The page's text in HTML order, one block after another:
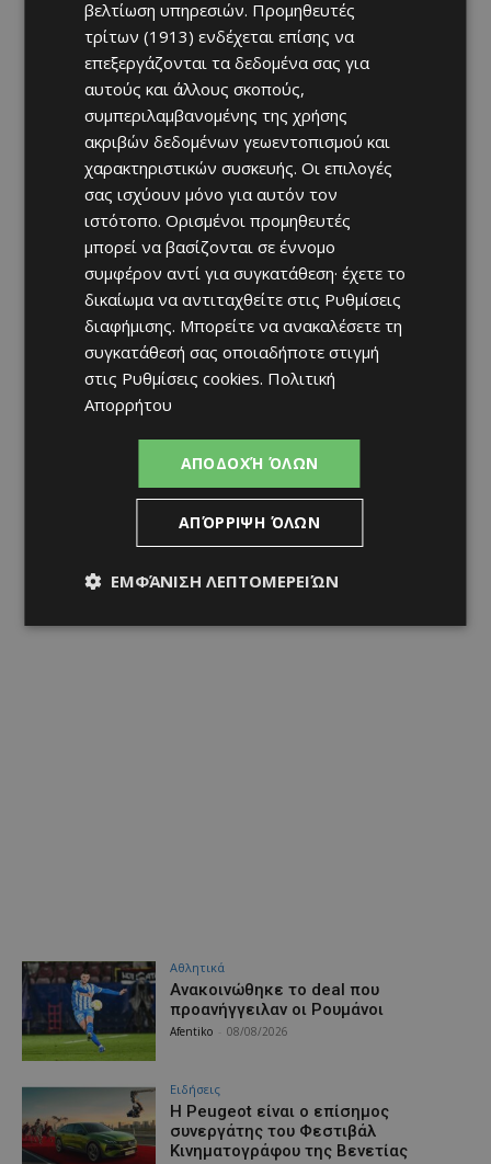
Αθλητικά
Aνακοινώθηκε το deal που
προανήγγειλαν οι Ρουμάνοι
Afentiko 08/08/2026
Ειδήσεις
Η Peugeot είναι ο επίσημος
συνεργάτης του Φεστιβάλ
Κινηματογράφου της Βενετίας
βελτίωση υπηρεσιών. Προμηθευτές
τρίτων (1913) ενδέχεται επίσης να
επεξεργάζονται τα δεδομένα σας για
αυτούς και άλλους σκοπούς,
συμπεριλαμβανομένης της χρήσης
ακριβών δεδομένων γεωεντοπισμού και
χαρακτηριστικών συσκευής. Οι επιλογές
σας ισχύουν μόνο για αυτόν τον
ιστότοπο. Ορισμένοι προμηθευτές
μπορεί να βασίζονται σε έννομο
συμφέρον αντί για συγκατάθεση· έχετε το
δικαίωμα να αντιταχθείτε στις Ρυθμίσεις
διαφήμισης. Μπορείτε να ανακαλέσετε τη
συγκατάθεσή σας οποιαδήποτε στιγμή
στις Ρυθμίσεις cookies. Πολιτική
Απορρήτου
ΑΠΟΔΟΧΉ ΌΛΩΝ
ΑΠΌΡΡΙΨΗ ΌΛΩΝ
ΕΜΦΆΝΙΣΗ ΛΕΠΤΟΜΕΡΕΙΏΝ